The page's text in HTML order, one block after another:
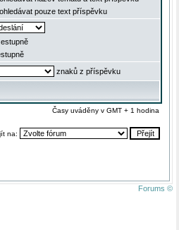
pouze text příspěvku
znaků z příspěvku
Časy uváděny v GMT + 1 hodina
na:
Forums ©